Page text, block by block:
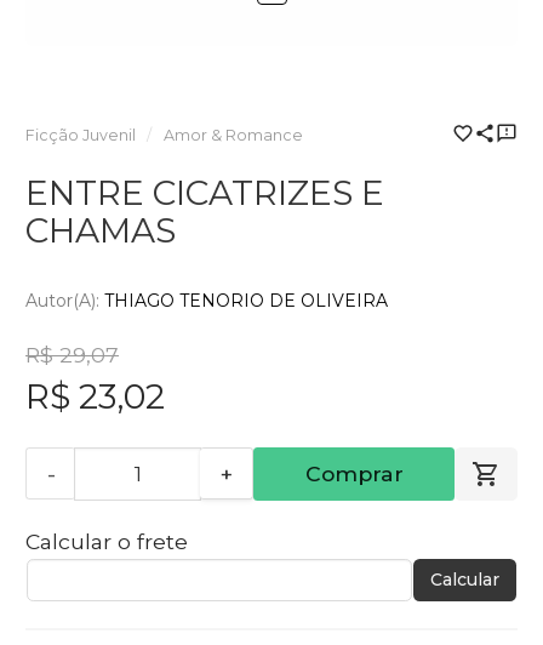
Ficção Juvenil Amor & Romance
ENTRE CICATRIZES E
CHAMAS
Autor(a): THIAGO TENORIO DE OLIVEIRA
R$ 29,07
R$ 23,02
- + Comprar
Calcular o frete
Calcular